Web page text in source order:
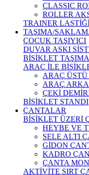
CLASSIC
ROLLER
TRAINER
TAŞIMA/
ÇOCUK TAŞIYICI
DUVAR ASKI
BİSİKLET
ARAÇ İLE
ARAÇ
ARAÇ
ÇEKİ
BİSİKLET STANDI
ÇANTALAR
BİSİKLET ÜZERİ
HEYBE VE
SELE ALTI
GİDON
KADRO
ÇANTA
AKTİVİTE SIRT